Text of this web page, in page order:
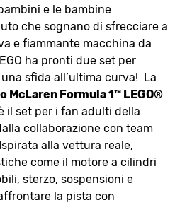
e le bambine
che sognano di sfrecciare a
e fiammante macchina da
ha pronti due set per
sfida all’ultima curva! La
McLaren Formula 1™ LEGO®
il set per i fan adulti della
collaborazione con team
alla vettura reale,
come il motore a cilindri
sterzo, sospensioni e
la pista con